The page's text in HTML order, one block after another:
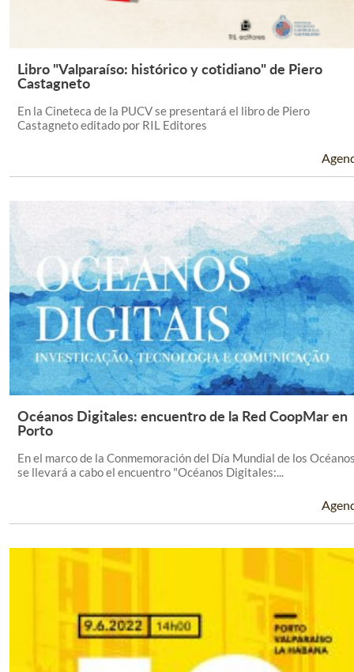
Leer Más +
Libro "Valparaíso: histórico y cotidiano" de Piero
Castagneto
En la Cineteca de la PUCV se presentará el libro de Piero
Castagneto editado por RIL Editores
Leer Más +
Océanos Digitales: encuentro de la Red CoopMar en
Porto
En el marco de la Conmemoración del Día Mundial de los
se llevará a cabo el encuentro "Océanos Digitales:...